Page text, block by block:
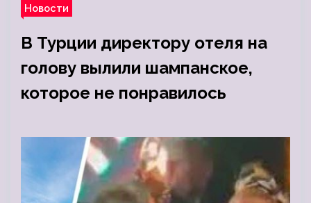
Новости
В Турции директору отеля на
голову вылили шампанское,
которое не понравилось